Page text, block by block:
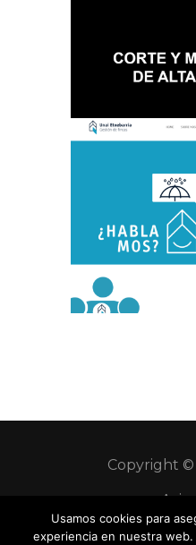
Copyright ©
Ley de
Usamos cookies para
experiencia en nuestra